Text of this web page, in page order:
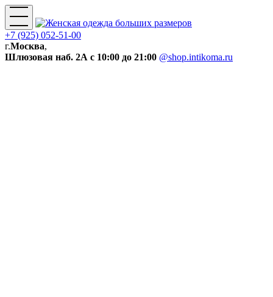
+7 (925) 052-51-00
г.Москва,
Шлюзовая наб. 2А с 10:00 до 21:00 @shop.intikoma.ru